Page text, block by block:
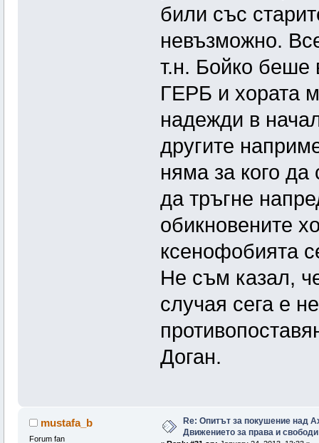
били със
невъзможно.
т.н. Бойко
ГЕРБ и хората
надежди в
другите
няма за кого
да тръгне
обикновените
ксенофобията
Не съм казал,
случая сега е
Доган.
mustafa_b
Forum fan
Re: Опитът за покушение над
Движението за права и свободи